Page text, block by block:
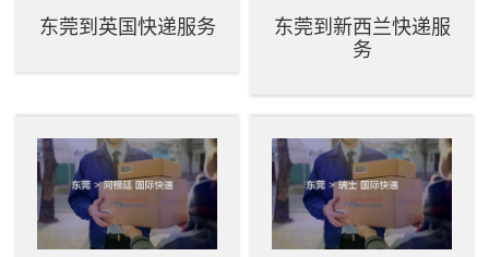
东莞到英国快递服务
东莞到新西兰快递服
务